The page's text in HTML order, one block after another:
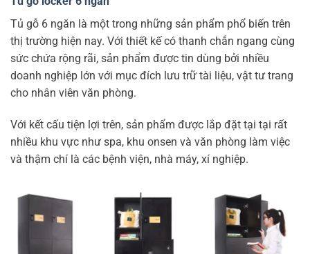
Tủ gỗ 6 ngăn là một trong những sản phẩm phổ biến trên
thị trường hiện nay. Với thiết kế có thanh chắn ngang cùng
sức chứa rộng rãi, sản phẩm được tin dùng bởi nhiều
doanh nghiệp lớn với mục đích lưu trữ tài liệu, vật tư trang
cho nhân viên văn phòng.
Với kết cấu tiện lợi trên, sản phẩm được lắp đặt tại tại rất
nhiều khu vực như spa, khu onsen và văn phòng làm việc
và thậm chí là các bệnh viện, nhà máy, xí nghiệp.